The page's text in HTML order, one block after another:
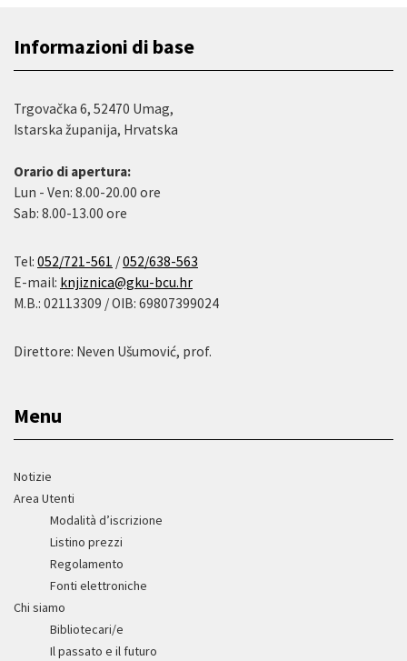
Informazioni di base
Trgovačka 6, 52470 Umag,
Istarska županija, Hrvatska
Orario di apertura:
Lun - Ven: 8.00-20.00 ore
Sab: 8.00-13.00 ore
Tel: 052/721-561 /052/638-563
E-mail: knjiznica@gku-bcu.hr
M.B.: 02113309 / OIB: 69807399024
Direttore: Neven Ušumović, prof.
Menu
Notizie
Area Utenti
Modalità d’iscrizione
Listino prezzi
Regolamento
Fonti elettroniche
Chi siamo
Bibliotecari/e
Il passato e il futuro